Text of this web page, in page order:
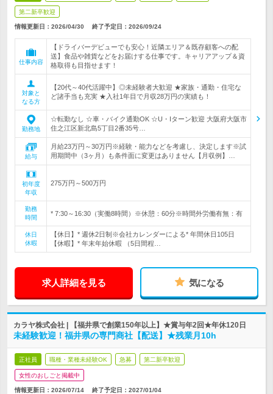
第二新卒歓迎
情報更新日：2026/04/30 終了予定日： 2026/09/24
仕事内容
【ドライバーデビューでも安心！近隣エリア＆既存顧客への配
送】食品や雑貨などをお届けする仕事です。キャリアアップ＆資
格取得も目指せます！
対象と
なる方
【20代～40代活躍中】◎未経験者大歓迎 ★家族・通勤・住宅な
ど諸手当も充実 ★入社1年目で月収28万円の実績も！
勤務地
☆転勤なし ☆車・バイク通勤OK ☆U・Iターン歓迎 大阪府大阪市
住之江区新北島5丁目2番35号…
給与
月給23万円～30万円※経験・能力などを考慮し、決定します※試
用期間中（3ヶ月）も条件面に変更はありません【月収例】…
初年度
年収
275万円～500万円
勤務
時間
* 7:30～16:30（実働8時間）※休憩：60分※時間外労働有無：有
休日
休暇
【休日】* 週休2日制※会社カレンダーによる* 年間休日105日
【休暇】* 年末年始休暇 （5日間程…
求人詳細を見る 気になる
カラヤ株式会社 | 【福井県で創業150年以上】★賞与年2回★年休120日
未経験歓迎！福井県の専門商社【配送】★残業月10h
正社員 職種・業種未経験OK 急募 第二新卒歓迎
女性のおしごと掲載中
情報更新日：2026/07/14 終了予定日： 2027/01/04